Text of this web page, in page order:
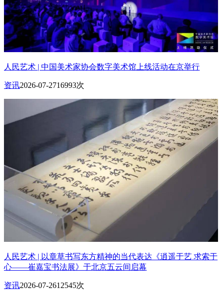
人民艺术 | 中国美术家协会数字美术馆上线活动在京举行
资讯2026-07-2716993次
人民艺术 | 以章草书写东方精神的当代表达《逍遥于艺 求索于
心——崔嘉宝书法展》于北京五云间启幕
资讯2026-07-2612545次